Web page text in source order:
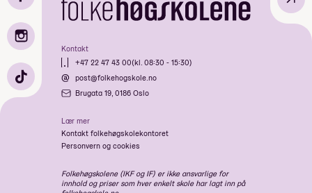
Kontakt
+47 22 47 43 00(kl. 08:30 - 15:30)
post@folkehogskole.no
Brugata 19, 0186 Oslo
Lær mer
Kontakt folkehøgskolekontoret
Personvern og cookies
Folkehøgskolene (IKF og IF) er ikke ansvarlige for
innhold og priser som hver enkelt skole har lagt inn på